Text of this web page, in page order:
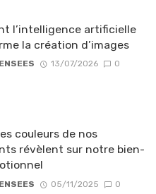
l’intelligence artificielle
la création d’images
13/07/2026 0
couleurs de nos
révèlent sur notre bien-
05/11/2025 0